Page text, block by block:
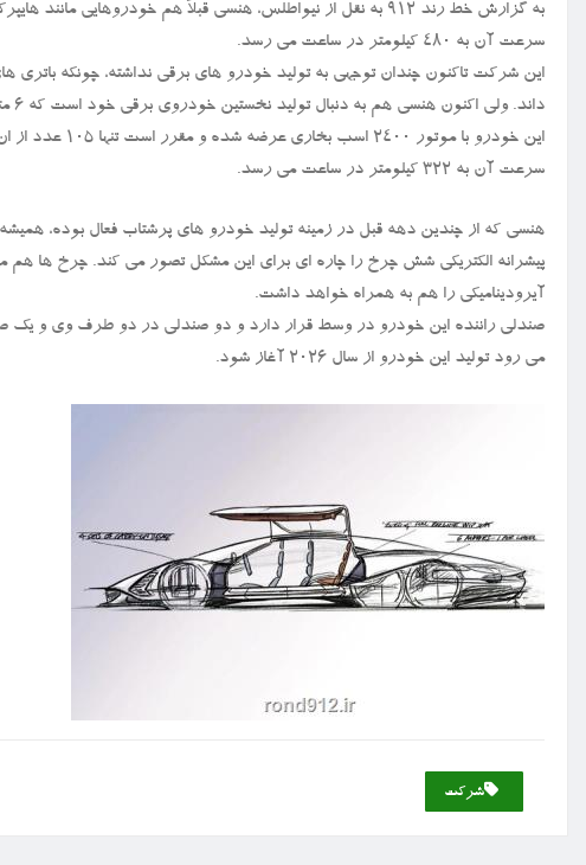
سرعت آن به ۴۸۰ کیلومتر در ساعت می رسد.
این شرکت تاکنون چندان توجهی به تولید خودرو های برقی نداشته، چونکه باتری
داند. ولی اکنون هنسی هم به دنبال تولید نخستین خودروی برقی خود است که ۶ متر طول و شش چرخ دارد.
سرعت آن به ۳۲۲ کیلومتر در ساعت می رسد.
هنسی که از چندین دهه قبل در زمینه تولید خودرو های پرشتاب فعال بوده،
پیشرانه الکتریکی شش چرخ را چاره ای برای این مشکل تصور می کند. چرخ ها هم می
آیرودینامیکی را هم به همراه خواهد داشت.
صندلی راننده این خودرو در وسط قرار دارد و دو صندلی در دو طرف وی و یک
می رود تولید این خودرو از سال ۲۰۲۶ آغاز شود.
شركت